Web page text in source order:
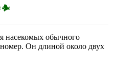
насекомых обычного
Он длиной около двух